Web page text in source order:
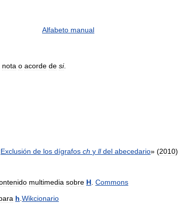
Alfabeto manual
nota o acorde de si.
Exclusión de los dígrafos ch y ll del abecedario» (2010).
multimedia sobre H Commons
h Wikcionario